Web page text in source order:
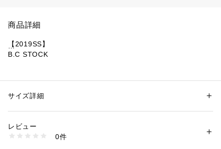
商品詳細
【2019SS】
B.C STOCK
っているのでコーディネイトの幅が広がる一着です。
ポイント!
性別：レディース
素材：本体:綿80%、ナイロン18%、ポリウレタン2%
洗濯：本体:洗濯機洗い（弱）、色落ち、色あせ、製品洗い
※詳しい洗濯方法については、商品の品質表示タグをご覧ください
サイズ詳細
レビュー
0件